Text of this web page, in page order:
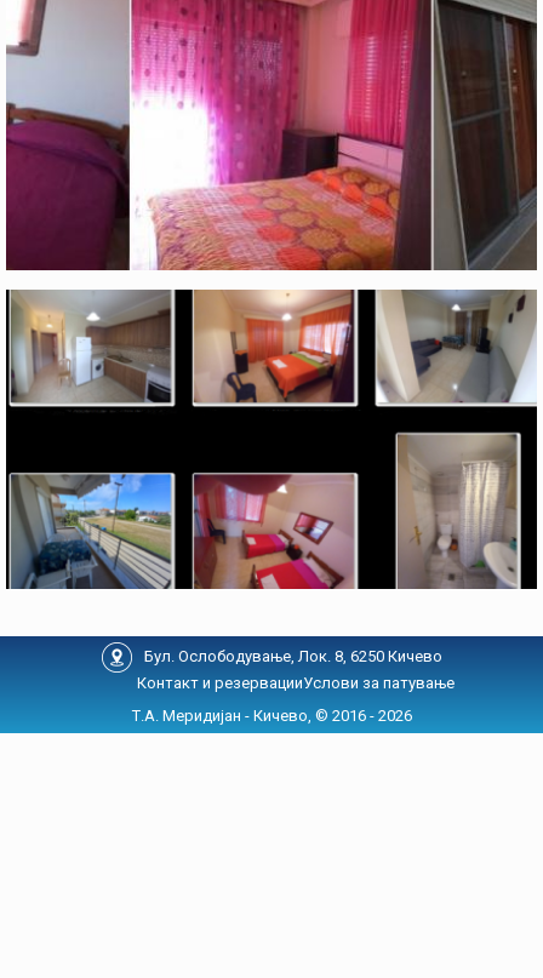
Бул. Ослободување, Лок. 8, 6250 Кичево
Контакт и резервацииУслови за патување
Т.А. Меридијан - Кичево, © 2016 - 2026